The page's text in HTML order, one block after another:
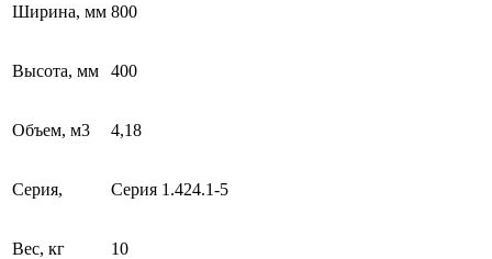
Ширина, мм 800
Высота, мм 400
Объем, м3 4,18
Серия, Серия 1.424.1-5
Вес, кг 10